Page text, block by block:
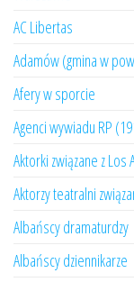
AC Libertas
Adamów (gmina w
Afery w sporcie
Agenci wywiadu RP
Aktorki związane z Los
Aktorzy teatralni
Albańscy dramaturdzy
Albańscy dziennikarze